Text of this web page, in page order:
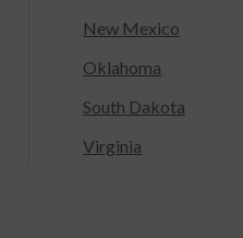
New Mexico
Oklahoma
South Dakota
Virginia